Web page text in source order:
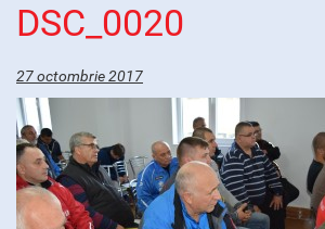
DSC_0020
27 octombrie 2017